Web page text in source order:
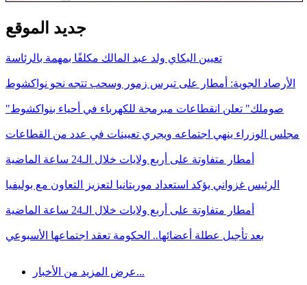
جديد الموقع
تعيين البكاي ولد عبد المالك مكلفًا بمهمة بالرئاسة
الأرصاد الجوية: أمطار على تيرس زمور وسحب تتجه نحو نواكشوط
"صوملك" تعلن انقطاعات مبرمجة للكهرباء في أحياء بنواكشوط
مجلس الوزراء ينهي اجتماعه ويجري تعيينات في عدد من القطاعات
أمطار متفاوتة على أربع ولايات خلال الـ24 ساعة الماضية
الرئيس غزواني يؤكد استعداد موريتانيا لتعزيز التعاون مع بوليفيا
أمطار متفاوتة على أربع ولايات خلال الـ24 ساعة الماضية
بعد تأجيل عطلة أعضائها.. الحكومة تعقد اجتماعها الأسبوعي
عرض المزيد من الأخبار...